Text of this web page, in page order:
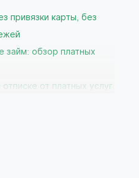
привязки карты, без
займ: обзор платных
от платных услуг